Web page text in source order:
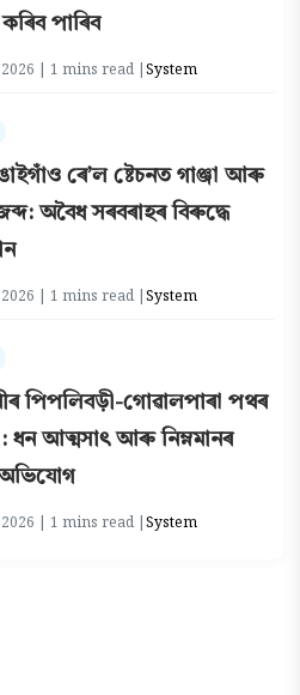
পাৰিব
2026 | 1 mins read |System
ৰে’ল ষ্টেচনত গাঞ্জা আৰু
অবৈধ সৰবৰাহৰ বিৰুদ্ধে
2026 | 1 mins read |System
পিপলিবড়ী-গোৱালপাৰা পথৰ
ধন আত্মসাৎ আৰু নিম্নমানৰ
2026 | 1 mins read |System